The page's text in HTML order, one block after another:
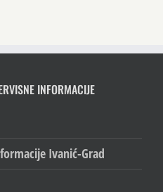
INFORMACIJE
Ivanić-Grad